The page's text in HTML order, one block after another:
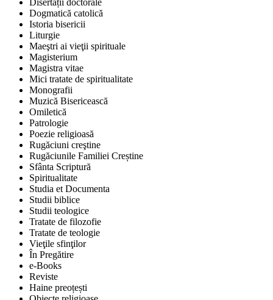
Disertații doctorale
Dogmatică catolică
Istoria bisericii
Liturgie
Maeştri ai vieţii spirituale
Magisterium
Magistra vitae
Mici tratate de spiritualitate
Monografii
Muzică Bisericească
Omiletică
Patrologie
Poezie religioasă
Rugăciuni creştine
Rugăciunile Familiei Creștine
Sfânta Scriptură
Spiritualitate
Studia et Documenta
Studii biblice
Studii teologice
Tratate de filozofie
Tratate de teologie
Vieţile sfinţilor
În Pregătire
e-Books
Reviste
Haine preoțești